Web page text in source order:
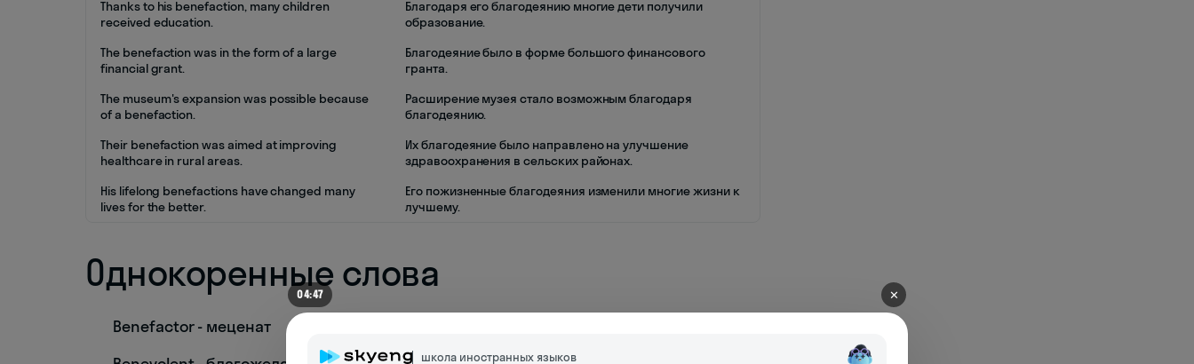
Thanks to his benefaction, many children
received education.
Благодаря его благодеянию многие дети получили
образование.
The benefaction was in the form of a large
financial grant.
Благодеяние было в форме большого финансового
гранта.
The museum's expansion was possible because
of a benefaction.
Расширение музея стало возможным благодаря
благодеянию.
Their benefaction was aimed at improving
healthcare in rural areas.
Их благодеяние было направлено на улучшение
здравоохранения в сельских районах.
His lifelong benefactions have changed many
lives for the better.
Его пожизненные благодеяния изменили многие жизни к
лучшему.
Однокоренные слова
Benefactor - меценат
04:42 ✕
школа иностранных языков